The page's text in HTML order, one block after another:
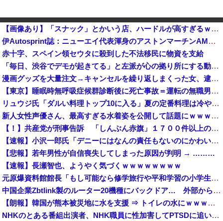
【画像あり】「スナック」とかいう店、ハードルが高すぎるｗｗｗｗｗｗｗ
伊Autosprint誌：ニューエイ代表渾身のアストンマーチンAMR26を改善に導いた最大の功労者はカルディレ他
赤十字、スペイン領セウタに殺到した不法移民に物資を支給
「毎日、渋谷でデモが起きてる」と左派が心の拠り所にする動画、目撃者から総ツッコミを食らってしまっており……
漫画グッズを大量注文→キャンセルを繰り返しまくった女、逮捕される 被害総額〇〇億
【東京】睡眠時無呼吸症候群診断後に死亡事故＝運転の無職男（３４）、独断で治療中断―危険運転致死罪適用
リュウジ氏「ダルい料理トップ10に入る」夏の定番料理は冷やし中華 「あり得ないほどダルい」
新人女性声優さん、最高すぎる水着姿を公開して話題にｗｗｗｗｗｗ
【！】共産党が刑事告訴 「しんぶん赤旗」１７００件以上の虚偽購読申し込み 「厳重な処罰を求める」
【速報】小沢一郎氏「デニーにはなんの責任もないのにかわいそう、不幸なこと利用し悪宣伝する人にしっかり対応を」
【悲報】若年男性が自信喪失してしまった原因が判明 → ………
【速報】長瀬智也、ようやく気づくｗｗｗｗｗｗｗｗ
元原爆資料館館長「もし可能なら修学旅行や平和学習の小学生に腐敗した遺体の臭いを再現し嗅がせたい」 [8/6]
中国企業Zbtlink製のルーター20機種にバックドア… 外部から完全制御のおそれ
【朗報】韓国が熊本被災地に水を支援 ⇒ トイレの水にｗｗｗｗｗｗｗ
NHKのとある番組出演者、NHK職員に性加害してPTSDに追い込み休職させていた・・・